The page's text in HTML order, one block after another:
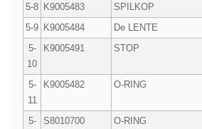
5-8 K9005483 SPILKOP
5-9 K9005484 De LENTE
5-
10
K9005491 STOP
5-
11
K9005482 O-RING
5- S8010700 O-RING